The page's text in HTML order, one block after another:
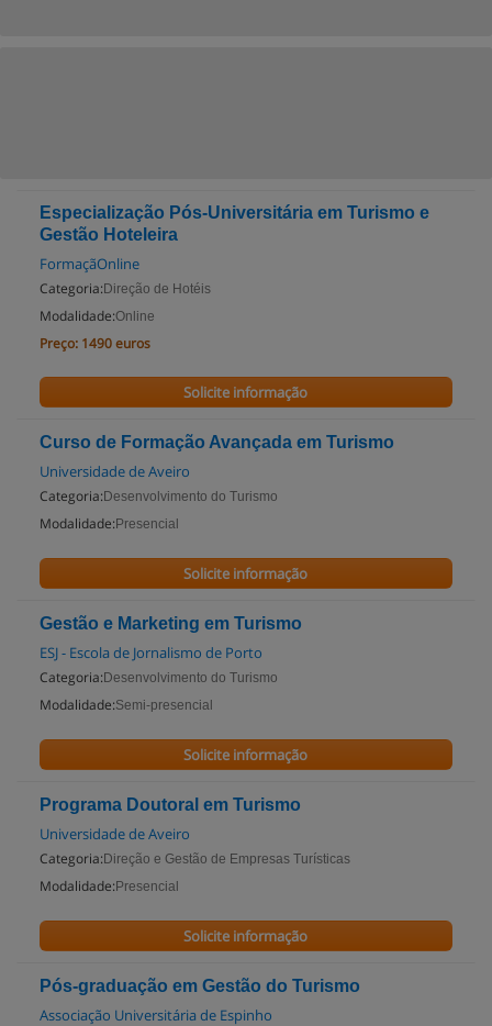
Especialização Pós-Universitária em Turismo e
Gestão Hoteleira
FormaçãOnline
Categoria: Direção de Hotéis
Modalidade:Online
Preço: 1490 euros
Solicite informação
Curso de Formação Avançada em Turismo
Universidade de Aveiro
Categoria: Desenvolvimento do Turismo
Modalidade: Presencial
Solicite informação
Gestão e Marketing em Turismo
ESJ - Escola de Jornalismo de Porto
Categoria: Desenvolvimento do Turismo
Modalidade:Semi-presencial
Solicite informação
Programa Doutoral em Turismo
Universidade de Aveiro
Categoria: Direção e Gestão de Empresas Turísticas
Modalidade: Presencial
Solicite informação
Pós-graduação em Gestão do Turismo
Associação Universitária de Espinho